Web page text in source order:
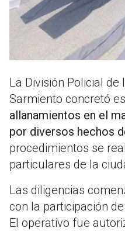
La División Policial de
Sarmiento concretó
allanamientos en el
por diversos hechos
procedimientos se
particulares de la
Las diligencias
con la participación
El operativo fue